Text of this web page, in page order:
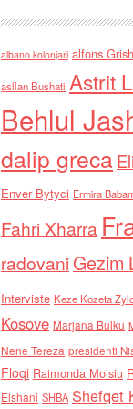
albano kolonjari alfons
asllan Bushati Astrit
Behlul
dalip greca
Enver Bytyci Ermira
Fahri Xharra
radovaniGezim
Interviste Keze Kozeta
Kosove Marjana Bulku
Nene Tereza presidenti
Floqi Raimonda Moisiu
Elshani SHBA Shefqet